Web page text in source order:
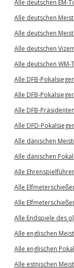
Alle deutschen EM-
Alle deutschen
Alle deutschen
Alle deutschen
Alle deutschen WM-
Alle DFB-
Alle DFB-
Alle DFB-Präsidenten
Alle DFD-
Alle dänischen
Alle dänischen
Alle
Alle
Alle
Alle Endspiele des
Alle englischen
Alle englischen
Alle estnischen